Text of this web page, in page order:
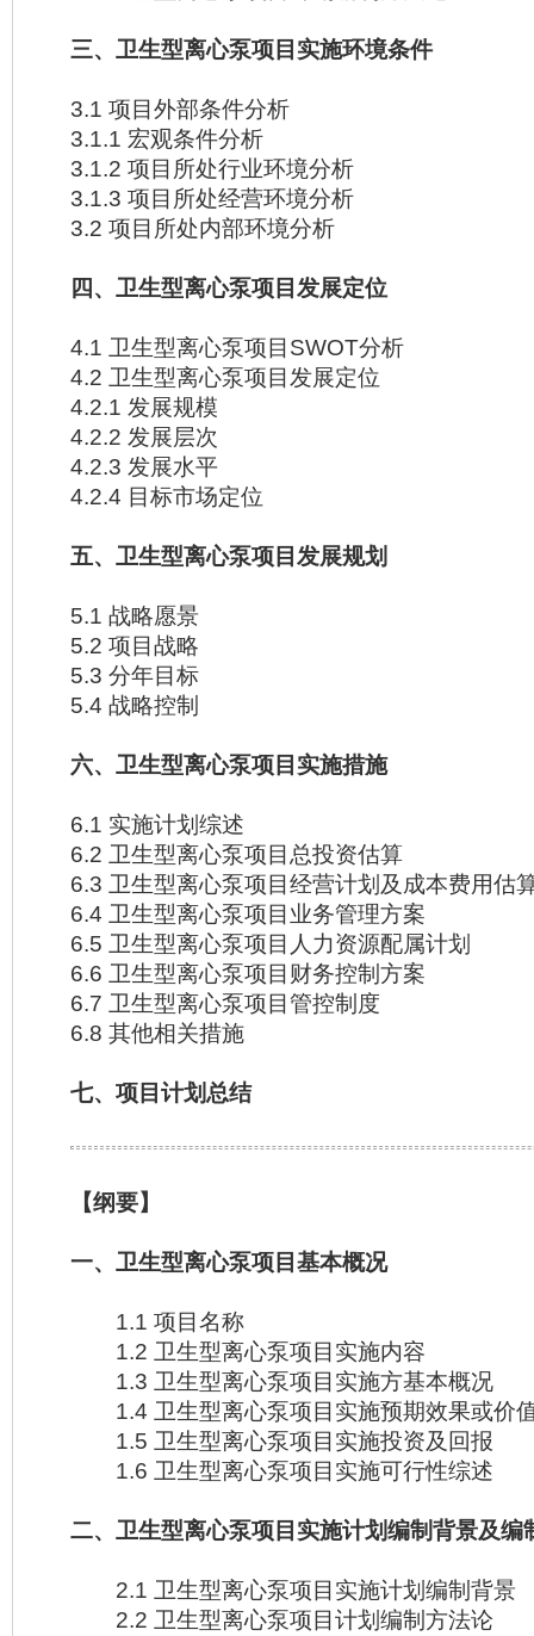
三、卫生型离心泵项目实施环境条件
3.1 项目外部条件分析
3.1.1 宏观条件分析
3.1.2 项目所处行业环境分析
3.1.3 项目所处经营环境分析
3.2 项目所处内部环境分析
四、卫生型离心泵项目发展定位
4.1 卫生型离心泵项目SWOT分析
4.2 卫生型离心泵项目发展定位
4.2.1 发展规模
4.2.2 发展层次
4.2.3 发展水平
4.2.4 目标市场定位
五、卫生型离心泵项目发展规划
5.1 战略愿景
5.2 项目战略
5.3 分年目标
5.4 战略控制
六、卫生型离心泵项目实施措施
6.1 实施计划综述
6.2 卫生型离心泵项目总投资估算
6.3 卫生型离心泵项目经营计划及成本费用估
6.4 卫生型离心泵项目业务管理方案
6.5 卫生型离心泵项目人力资源配属计划
6.6 卫生型离心泵项目财务控制方案
6.7 卫生型离心泵项目管控制度
6.8 其他相关措施
七、项目计划总结
【纲要】
一、卫生型离心泵项目基本概况
1.1 项目名称
1.2 卫生型离心泵项目实施内容
1.3 卫生型离心泵项目实施方基本概况
1.4 卫生型离心泵项目实施预期效果或价
1.5 卫生型离心泵项目实施投资及回报
1.6 卫生型离心泵项目实施可行性综述
二、卫生型离心泵项目实施计划编制背景及编
2.1 卫生型离心泵项目实施计划编制背景
2.2 卫生型离心泵项目计划编制方法论